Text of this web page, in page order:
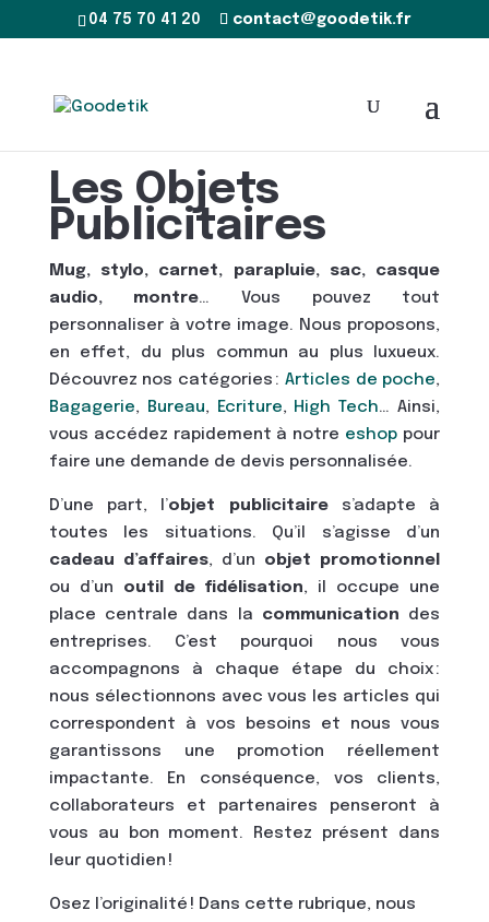
04 75 70 41 20 contact@goodetik.fr
Les Objets
Publicitaires
Mug, stylo, carnet, parapluie, sac, casque
audio, montre… Vous pouvez tout
personnaliser à votre image. Nous proposons,
en effet, du plus commun au plus luxueux.
Découvrez nos catégories : Articles de poche,
Bagagerie, Bureau, Ecriture, High Tech… Ainsi,
vous accédez rapidement à notre eshop pour
faire une demande de devis personnalisée.
D’une part, l’objet publicitaires’adapte à
toutes les situations. Qu’il s’agisse d’un
cadeau d’affaires, d’un objet promotionnel
ou d’un outil de fidélisation, il occupe une
place centrale dans la communication des
entreprises. C’est pourquoi nous vous
accompagnons à chaque étape du choix :
nous sélectionnons avec vous les articles qui
correspondent à vos besoins et nous vous
garantissons une promotion réellement
impactante. En conséquence, vos clients,
collaborateurs et partenaires penseront à
vous au bon moment. Restez présent dans
leur quotidien !
Osez l’originalité ! Dans cette rubrique, nous